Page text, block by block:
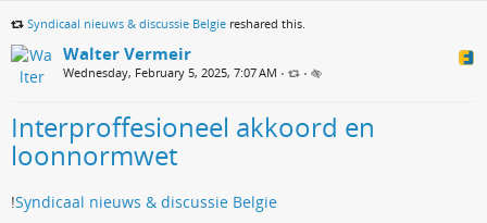
Syndicaal nieuws & discussie Belgie reshared this.
Walter Vermeir
Wednesday, February 5, 2025, 7:07 AM • •
Interproffesioneel akkoord en
loonnormwet
!Syndicaal nieuws & discussie Belgie